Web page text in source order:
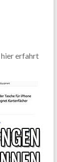
erfahrt